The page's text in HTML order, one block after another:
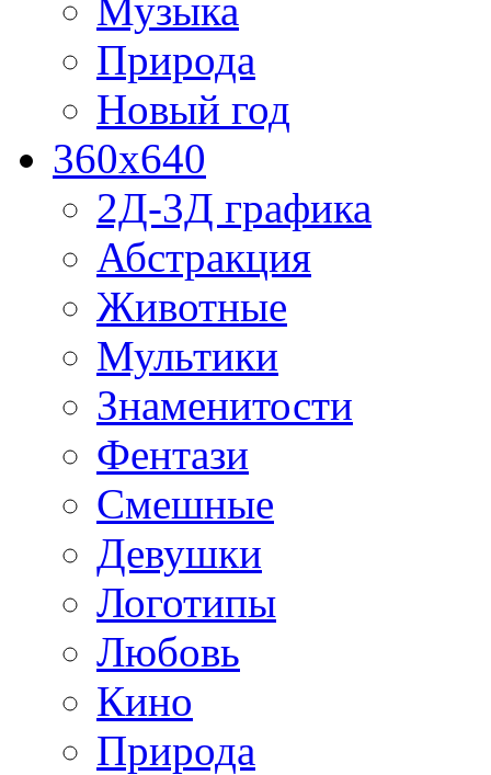
Музыка
Природа
Новый год
360x640
2Д-3Д графика
Абстракция
Животные
Мультики
Знаменитости
Фентази
Смешные
Девушки
Логотипы
Любовь
Кино
Природа